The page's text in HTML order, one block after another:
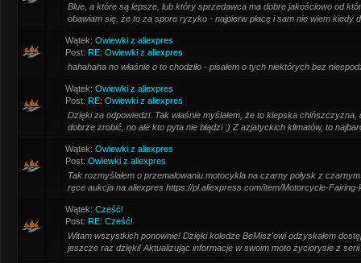
Blue, a które są lepsze, lub który sprzedawca ma dobre jakościowo od
obawiam się, że to za spore ryzyko - najpierw płacę i sam nie wiem kiedy
Wątek: Owiewki z aliexpres
Post: RE: Owiewki z aliexpres
hahahaha no właśnie o to chodziło - pisałem o tych niektórych bez
Wątek: Owiewki z aliexpres
Post: RE: Owiewki z aliexpres
Dzięki za odpowiedzi. Tak właśnie myślałem, że to kiepska
dobrze zrobić, no ale kto pyta nie błądzi :) Z azjatyckich klimatów, to
Wątek: Owiewki z aliexpres
Post: Owiewki z aliexpres
Tak rozmyślałem o przemalowaniu motocykla na czarny połysk z
ręce aukcja na aliexpres https://pl.aliexpress.com/item/Motorcycle-
Wątek: Cześć!
Post: RE: Cześć!
Witam wszystkich ponownie! Dzięki koledze BeMisz'owi odzyskałem
jeszcze raz dzięki! Aktualizując informacje w swoim moto życiorysie z serii